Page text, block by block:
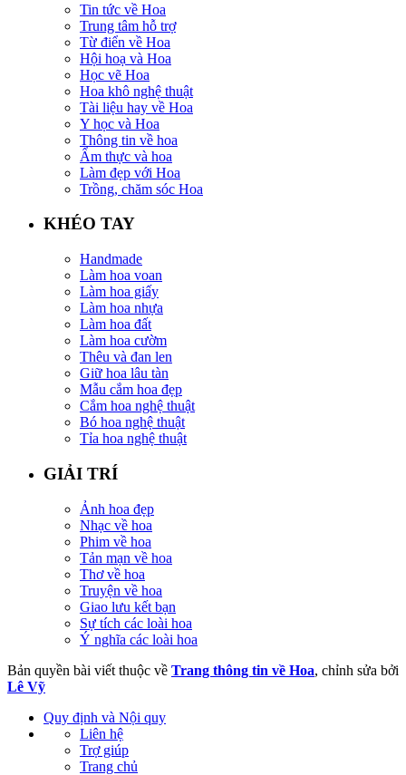
Tin tức về Hoa
Trung tâm hỗ trợ
Từ điển về Hoa
Hội hoạ và Hoa
Học vẽ Hoa
Hoa khô nghệ thuật
Tài liệu hay về Hoa
Y học và Hoa
Thông tin về hoa
Ẩm thực và hoa
Làm đẹp với Hoa
Trồng, chăm sóc Hoa
KHÉO TAY
Handmade
Làm hoa voan
Làm hoa giấy
Làm hoa nhựa
Làm hoa đất
Làm hoa cườm
Thêu và đan len
Giữ hoa lâu tàn
Mẫu cắm hoa đẹp
Cắm hoa nghệ thuật
Bó hoa nghệ thuật
Tỉa hoa nghệ thuật
GIẢI TRÍ
Ảnh hoa đẹp
Nhạc về hoa
Phim về hoa
Tản mạn về hoa
Thơ về hoa
Truyện về hoa
Giao lưu kết bạn
Sự tích các loài hoa
Ý nghĩa các loài hoa
Bản quyền bài viết thuộc về Trang thông tin về Hoa, chỉnh sửa bởi
Lê Vỹ
Quy định và Nội quy
Liên hệ
Trợ giúp
Trang chủ